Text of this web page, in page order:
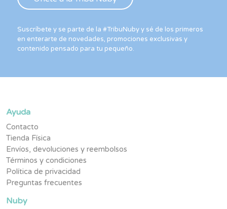
Suscríbete y se parte de la #TribuNuby y sé de los primeros
en enterarte de novedades, promociones exclusivas y
contenido pensado para tu pequeño.
Ayuda
Contacto
Tienda Física
Envíos, devoluciones y reembolsos
Términos y condiciones
Política de privacidad
Preguntas frecuentes
Nuby